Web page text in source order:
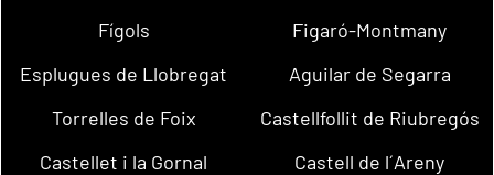
Fígols
Figaró-Montmany
Esplugues de Llobregat
Aguilar de Segarra
Torrelles de Foix
Castellfollit de Riubregós
Castellet i la Gornal
Castell de l´Areny